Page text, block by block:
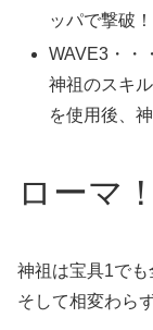
ッパで撃破！
WAVE3・・
神祖のスキ
を使用後、
ローマ
神祖は宝具1でも
そして相変わら